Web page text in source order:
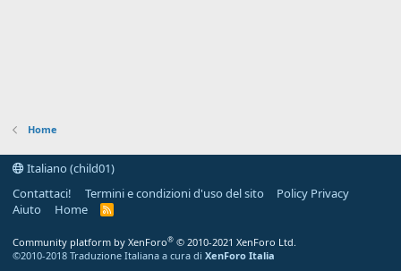
Home
Italiano (child01)
Contattaci!
Termini e condizioni d'uso del sito
Policy Privacy
Aiuto
Home
R
Community platform by XenForo® © 2010-2021 XenForo Ltd.
©2010-2018 Traduzione Italiana a cura di XenForo Italia